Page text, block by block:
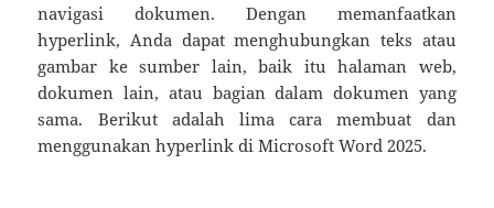
navigasi dokumen. Dengan memanfaatkan
hyperlink, Anda dapat menghubungkan teks atau
gambar ke sumber lain, baik itu halaman web,
dokumen lain, atau bagian dalam dokumen yang
sama. Berikut adalah lima cara membuat dan
menggunakan hyperlink di Microsoft Word 2025.